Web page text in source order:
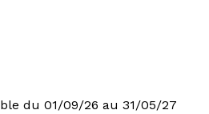
du 01/09/26 au 31/05/27